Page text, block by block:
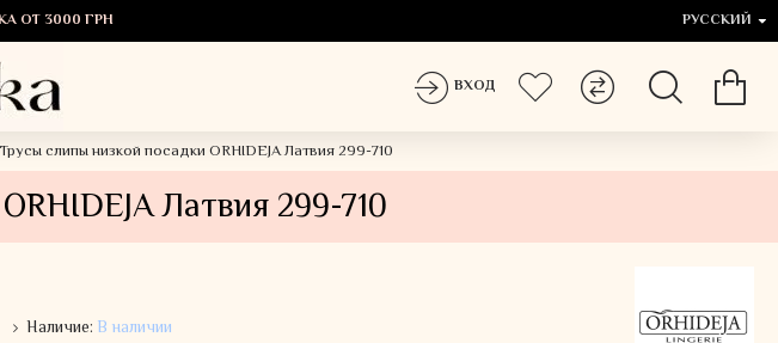
ОТ 3000 ГРН РУССКИЙ
ВХОД
Трусы слипы низкой посадки ORHIDEJA Латвия 299-710
Латвия 299-710
Наличие: В наличии